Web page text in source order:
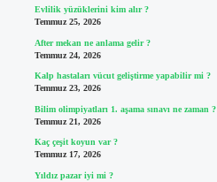
Evlilik yüzüklerini kim alır ?
Temmuz 25, 2026
After mekan ne anlama gelir ?
Temmuz 24, 2026
Kalp hastaları vücut geliştirme yapabilir mi ?
Temmuz 23, 2026
Bilim olimpiyatları 1. aşama sınavı ne zaman ?
Temmuz 21, 2026
Kaç çeşit koyun var ?
Temmuz 17, 2026
Yıldız pazar iyi mi ?